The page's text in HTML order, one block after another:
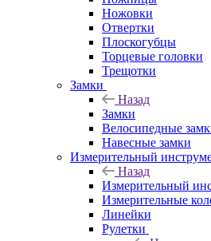
Ножовки
Отвертки
Плоскогубцы
Торцевые головки
Трещотки
Замки
Назад
Замки
Велосипедные
Навесные замки
Измерительный
Назад
Измерительный
Измерительные
Линейки
Рулетки